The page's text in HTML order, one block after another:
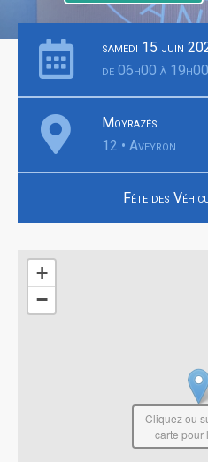
samedi 15 juin
de 06h00 à 19h00
Moyrazès
12 • Aveyron
Fête des
+
−
Cliquez ou
carte pour